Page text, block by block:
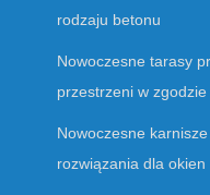
rodzaju betonu
Nowoczesne tarasy
przestrzeni w
Nowoczesne
rozwiązania dla okien